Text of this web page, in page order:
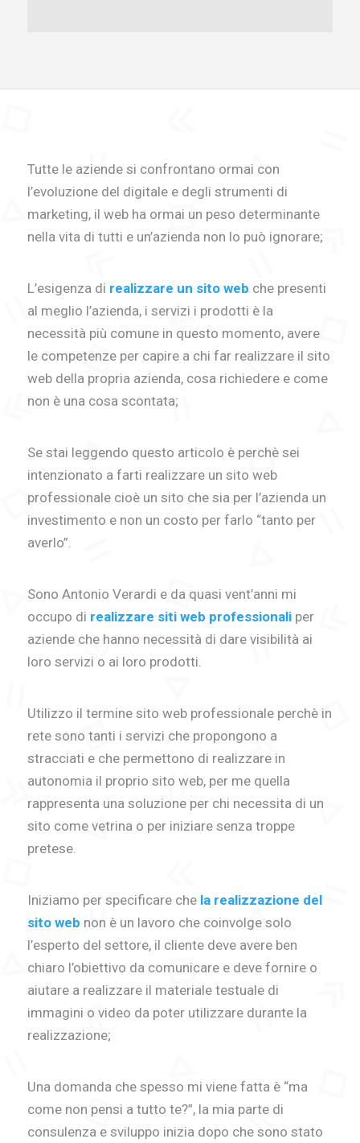
Tutte le aziende si confrontano ormai con
l’evoluzione del digitale e degli strumenti di
marketing, il web ha ormai un peso determinante
nella vita di tutti e un’azienda non lo può ignorare;
L’esigenza di realizzare un sito web che presenti
al meglio l’azienda, i servizi i prodotti è la
necessità più comune in questo momento, avere
le competenze per capire a chi far realizzare il sito
web della propria azienda, cosa richiedere e come
non è una cosa scontata;
Se stai leggendo questo articolo è perchè sei
intenzionato a farti realizzare un sito web
professionale cioè un sito che sia per l’azienda un
investimento e non un costo per farlo “tanto per
averlo”.
Sono Antonio Verardi e da quasi vent’anni mi
occupo di realizzare siti web professionali per
aziende che hanno necessità di dare visibilità ai
loro servizi o ai loro prodotti.
Utilizzo il termine sito web professionale perchè in
rete sono tanti i servizi che propongono a
stracciati e che permettono di realizzare in
autonomia il proprio sito web, per me quella
rappresenta una soluzione per chi necessita di un
sito come vetrina o per iniziare senza troppe
pretese.
Iniziamo per specificare che la realizzazione del
sito web non è un lavoro che coinvolge solo
l’esperto del settore, il cliente deve avere ben
chiaro l’obiettivo da comunicare e deve fornire o
aiutare a realizzare il materiale testuale di
immagini o video da poter utilizzare durante la
realizzazione;
Una domanda che spesso mi viene fatta è “ma
come non pensi a tutto te?”, la mia parte di
consulenza e sviluppo inizia dopo che sono stato